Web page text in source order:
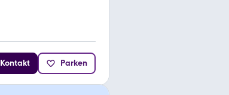
Kontakt Parken